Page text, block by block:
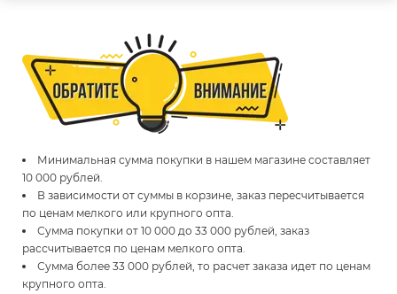
Минимальная сумма покупки в нашем магазине составляет
10 000 рублей.
В зависимости от суммы в корзине, заказ пересчитывается
по ценам мелкого или крупного опта.
Сумма покупки от 10 000 до 33 000 рублей, заказ
рассчитывается по ценам мелкого опта.
Сумма более 33 000 рублей, то расчет заказа идет по ценам
крупного опта.